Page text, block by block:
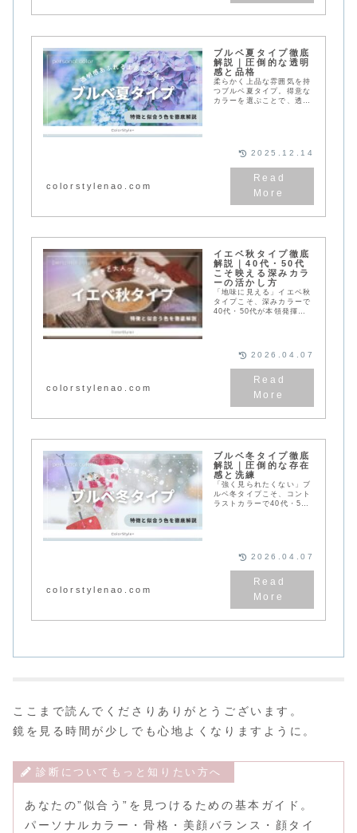
ブルベ夏タイプ徹底
解説｜圧倒的な透明
感と品格
柔らかく上品な雰囲気を持
つブルベ夏タイプ。得意な
カラーを選ぶことで、透明
colorstylenao.com
2025.12.14
イエベ秋タイプ徹底
解説｜40代・50代
こそ映える深みカラ
ーの活かし方
「地味に見える」イエベ秋
タイプこそ、深みカラーで
40代・50代が本領発揮で
断のご案内。
colorstylenao.com
2026.04.07
ブルベ冬タイプ徹底
解説｜圧倒的な存在
感と洗練
「強く見られたくない」ブ
ルベ冬タイプこそ、コント
ラストカラーで40代・50
colorstylenao.com
2026.04.07
ここまで読んでくださりありがとうございます。
鏡を見る時間が少しでも心地よくなりますように。
診断についてもっと知りたい方へ
あなたの”似合う”を見つけるための基本ガイド。
パーソナルカラー・骨格・美顔バランス・顔タイ